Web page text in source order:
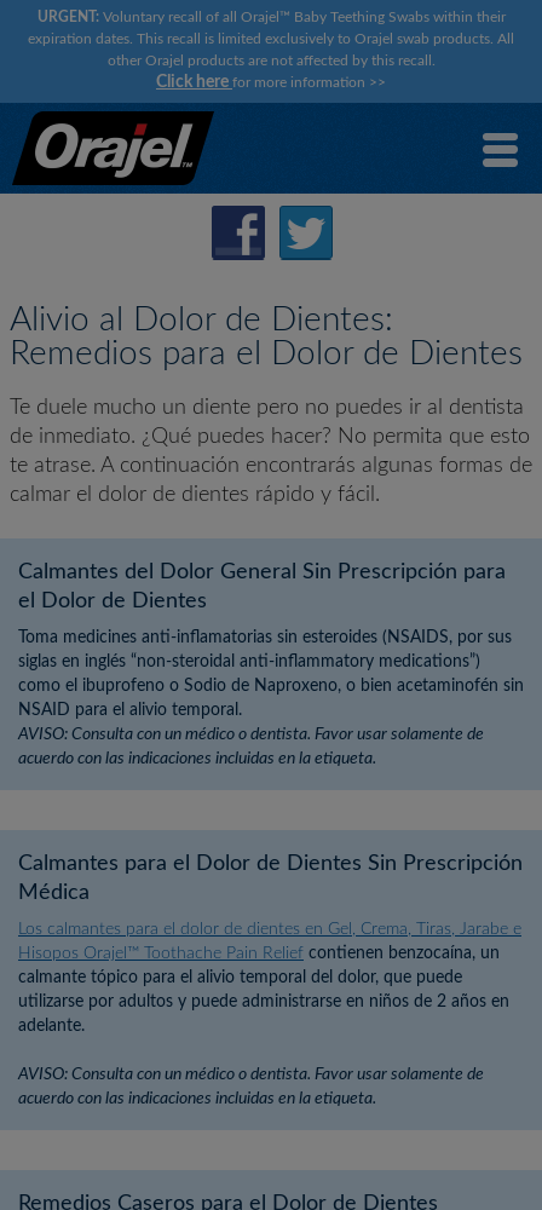
URGENT:Voluntary recall of all Orajel™ Baby Teething Swabs within their
expiration dates. This recall is limited exclusively to Orajel swab products. All
other Orajel products are not affected by this recall.
Click here for more information >>
Alivio al Dolor de Dientes:
Remedios para el Dolor de Dientes
Te duele mucho un diente pero no puedes ir al dentista
de inmediato. ¿Qué puedes hacer? No permita que esto
te atrase. A continuación encontrarás algunas formas de
calmar el dolor de dientes rápido y fácil.
Calmantes del Dolor General Sin Prescripción para
el Dolor de Dientes
Toma medicines anti-inflamatorias sin esteroides (NSAIDS, por sus
siglas en inglés “non-steroidal anti-inflammatory medications”)
como el ibuprofeno o Sodio de Naproxeno, o bien acetaminofén sin
NSAID para el alivio temporal.
AVISO: Consulta con un médico o dentista. Favor usar solamente de
acuerdo con las indicaciones incluidas en la etiqueta.
Calmantes para el Dolor de Dientes Sin Prescripción
Médica
Los calmantes para el dolor de dientes en Gel, Crema, Tiras, Jarabe e
Hisopos Orajel™ Toothache Pain Relief contienen benzocaína, un
calmante tópico para el alivio temporal del dolor, que puede
utilizarse por adultos y puede administrarse en niños de 2 años en
adelante.
AVISO: Consulta con un médico o dentista. Favor usar solamente de
acuerdo con las indicaciones incluidas en la etiqueta.
Remedios Caseros para el Dolor de Dientes